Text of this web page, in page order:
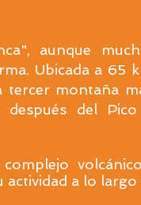
aunque
Ubicada a 65
tercer montaña
del
a lo largo